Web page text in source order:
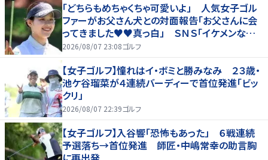
「どちらもめちゃくちゃ可愛いよ」 人気女子ゴル
ファーがお父さん犬との対面報告「お父さんに会
ってきました♥♥真っ白」 ＳＮＳ「イケメンなお
父さん」「白戸家入りするんですか？」
2026/08/07 23:08ゴルフ
【女子ゴルフ】憧れはイ・ボミと勝みなみ ２３歳・
池ケ谷瑠菜が４連続バーディーで首位発進「ビッ
クリ」
2026/08/07 22:39ゴルフ
【女子ゴルフ】入谷響「恐怖もあった」 ６戦連続
予選落ち→首位発進 師匠・中嶋常幸の助言胸